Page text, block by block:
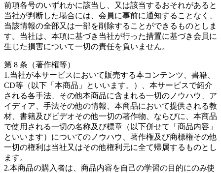
前項各号のいずれかに該当し、又は該当するおそれがあると
当社が判断した場合には、会員に事前に通知することなく、
当該情報の全部又は一部を削除することができるものとしま
す。当社は、本項に基づき当社が行った措置に基づき会員に
生じた損害について一切の責任を負いません。
第 8 条（著作権等）
1.当社が本サービスにおいて販売する本コンテンツ、書籍、
CD等（以下「本商品」といいます。）、本サービスで紹介
される各手法、その他本商品に含まれる一切のノウハウ、ア
イディア、手法その他の情報、本商品において提供される教
材、書籍及びビデオその他一切の著作物、ならびに、本商品
で使用される一切の名称及び標章（以下併せて「商品内容」
といいます）についてのノウハウ、著作権及び商標権その他
一切の権利は当社又はその他権利元に全て帰属するものとし
ます。
2.本商品の購入者は、商品内容を自己の学習の目的にのみ使